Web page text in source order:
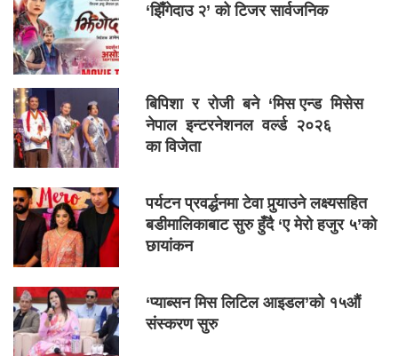
‘झिँगेदाउ २’ को टिजर सार्वजनिक
बिपिशा र रोजी बने ‘मिस एन्ड मिसेस
नेपाल इन्टरनेशनल वर्ल्ड २०२६
का विजेता
पर्यटन प्रवर्द्धनमा टेवा पुर्‍याउने लक्ष्यसहित
बडीमालिकाबाट सुरु हुँदै ‘ए मेरो हजुर ५’को
छायांकन
‘प्याब्सन मिस लिटिल आइडल’को १५औं
संस्करण सुरु